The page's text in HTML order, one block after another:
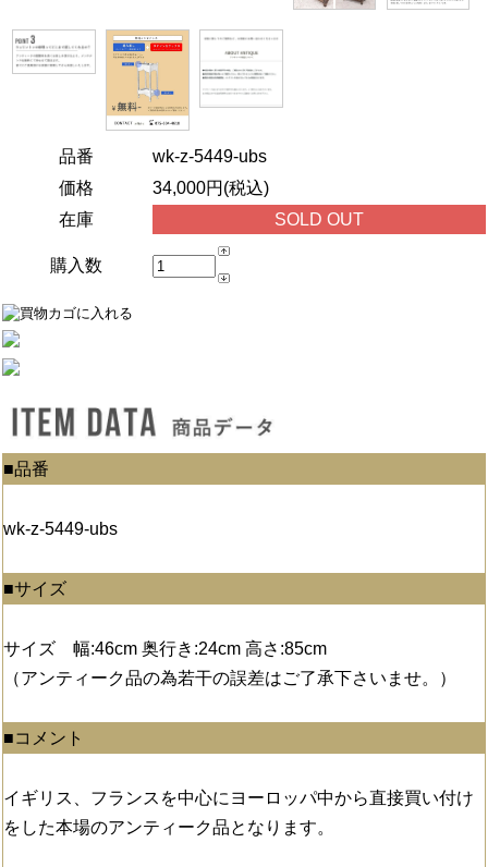
品番
wk-z-5449-ubs
価格
34,000円(税込)
在庫
SOLD OUT
購入数
■品番
wk-z-5449-ubs
■サイズ
サイズ 幅:46cm 奥行き:24cm 高さ:85cm
（アンティーク品の為若干の誤差はご了承下さいませ。）
■コメント
イギリス、フランスを中心にヨーロッパ中から直接買い付け
をした本場のアンティーク品となります。